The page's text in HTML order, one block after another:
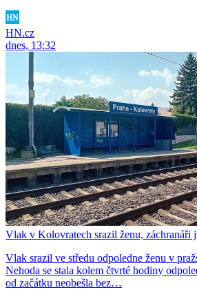
HN.cz
dnes, 13:32
Vlak v Kolovratech srazil ženu, záchranáři
Vlak srazil ve středu odpoledne ženu v
Nehoda se stala kolem čtvrté hodiny
od začátku neobešla bez…